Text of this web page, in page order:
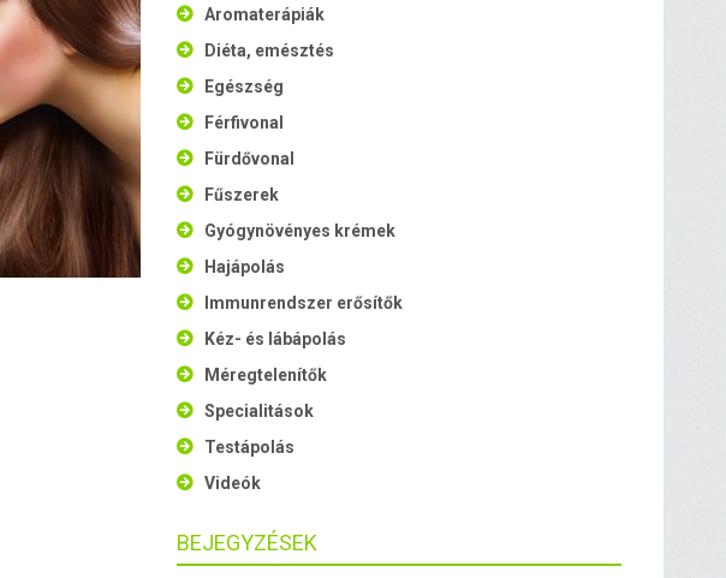
Aromaterápiák
Diéta, emésztés
Egészség
Férfivonal
Fürdővonal
Fűszerek
Gyógynövényes krémek
Hajápolás
Immunrendszer erősítők
Kéz- és lábápolás
Méregtelenítők
Specialitások
Testápolás
Videók
BEJEGYZÉSEK